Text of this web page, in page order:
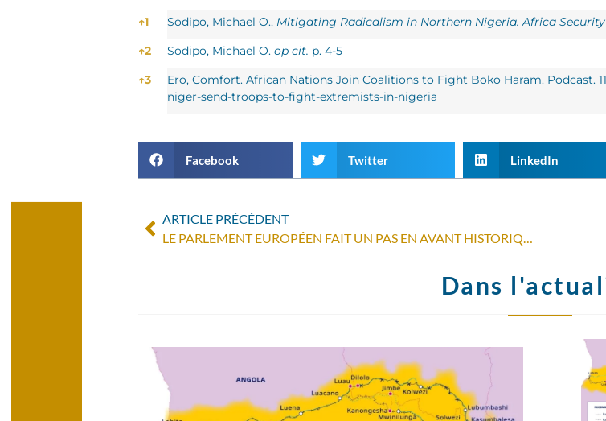
Notes
↑1 Sodipo, Michael O., Mitigating Radicalism in Northern Nigeria. Africa
↑2 Sodipo, Michael O. op cit. p. 4-5
↑3
Ero, Comfort. African Nations Join Coalitions to Fight Boko Haram. Podcast.
niger-send-troops-to-fight-extremists-in-nigeria
Facebook Twitter LinkedIn
ARTICLE PRÉCÉDENT
LE PARLEMENT EUROPÉEN FAIT UN PAS EN AVANT HISTORIQUE
Dans